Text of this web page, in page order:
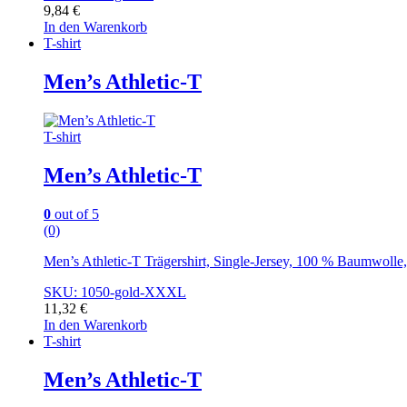
9,84 €
In den Warenkorb
T-shirt
Men’s Athletic-T
T-shirt
Men’s Athletic-T
0 out of 5
(0)
Men’s Athletic-T Trägershirt, Single-Jersey, 100 %
SKU: 1050-gold-XXXL
11,32 €
In den Warenkorb
T-shirt
Men’s Athletic-T